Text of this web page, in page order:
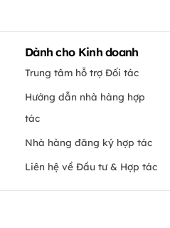
Dành cho Kinh doanh
Trung tâm hỗ trợ Đối tác
Hướng dẫn nhà hàng hợp
tác
Nhà hàng đăng ký hợp tác
Liên hệ về Đầu tư & Hợp tác